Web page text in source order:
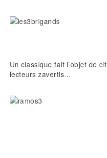
Un classique fait l’objet de
lecteurs zavertis…